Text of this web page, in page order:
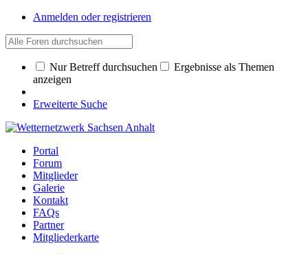
Anmelden oder registrieren
Nur Betreff durchsuchen
Ergebnisse als Themen
anzeigen
Erweiterte Suche
Portal
Forum
Mitglieder
Galerie
Kontakt
FAQs
Partner
Mitgliederkarte